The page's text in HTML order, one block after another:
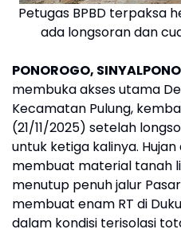
Petugas BPBD terpaksa
ada longsoran dan
PONOROGO,
membuka akses utama
Kecamatan Pulung,
(21/11/2025) setelah
untuk ketiga kalinya.
membuat material tanah
menutup penuh jalur
membuat enam RT di
dalam kondisi terisolasi